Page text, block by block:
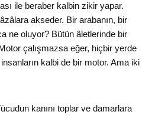
ile beraber kalbin zikir yapar.
akseder. Bir arabanın, bir
ne oluyor? Bütün âletlerinde bir
çalışmazsa eğer, hiçbir yerde
kalbi de bir motor. Ama iki
kanını toplar ve damarlara